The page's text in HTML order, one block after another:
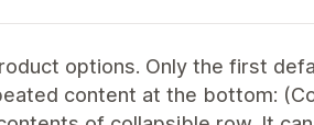
options. Only the first
content at the bottom: